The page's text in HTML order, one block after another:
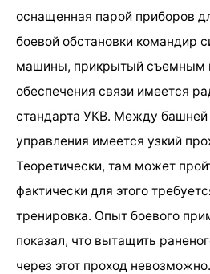
оснащенная парой приборов
боевой обстановки командир
машины, прикрытый съемным
обеспечения связи имеется
стандарта УКВ. Между башней
управления имеется узкий
Теоретически, там может
фактически для этого
тренировка. Опыт боевого
показал, что вытащить
через этот проход